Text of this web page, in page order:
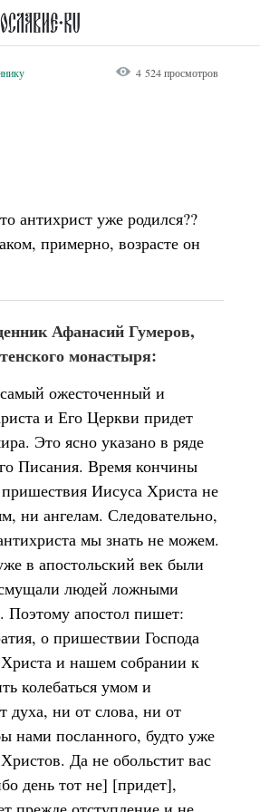
4 524 просмотров
антихрист уже родился??
примерно, возрасте он
Афанасий Гумеров,
монастыря:
ожесточенный и
и Его Церкви придет
Это ясно указано в ряде
Писания. Время кончины
Иисуса Христа не
ни ангелам. Следовательно,
мы знать не можем.
в апостольский век были
людей ложными
Поэтому апостол пишет:
о пришествии Господа
и нашем собрании к
колебаться умом и
духа, ни от слова, ни от
нами посланного, будто уже
Да не обольстит вас
день тот не] [придет],